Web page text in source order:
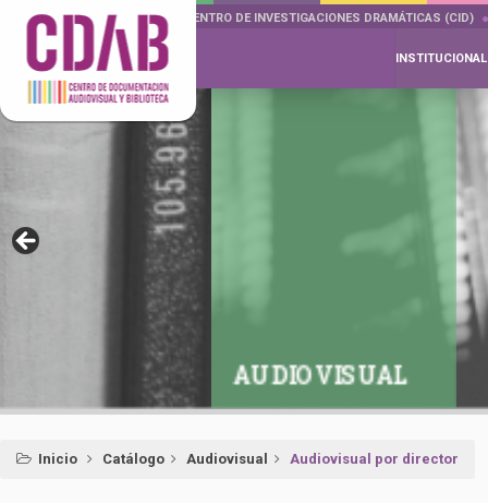
DOCUMENTA DRAMÁTICAS CENTRO DE INVESTIGACIONES DRAMÁTICAS (CID)
INSTITUCIONAL
AUDIOVISUAL
Inicio Catálogo Audiovisual Audiovisual por director